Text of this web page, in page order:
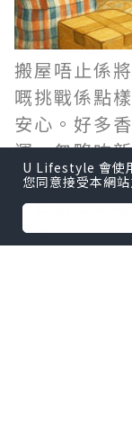
搬屋唔止係
嘅挑戰係點
安心。好多
運，忽略咗
搬完之後仲
入住前必做
穩。
U Lifestyle 會使
您同意接受本網